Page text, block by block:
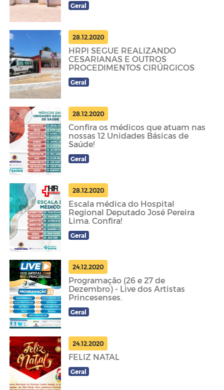
Geral
28.12.2020
HRPI SEGUE REALIZANDO
CESARIANAS E OUTROS
PROCEDIMENTOS CIRÚRGICOS
Geral
28.12.2020
Confira os médicos que atuam nas
nossas 12 Unidades Básicas de
Saúde!
Geral
28.12.2020
Escala médica do Hospital
Regional Deputado José Pereira
Lima. Confira!
Geral
24.12.2020
Programação (26 e 27 de
Dezembro) - Live dos Artistas
Princesenses.
Geral
24.12.2020
FELIZ NATAL
Geral